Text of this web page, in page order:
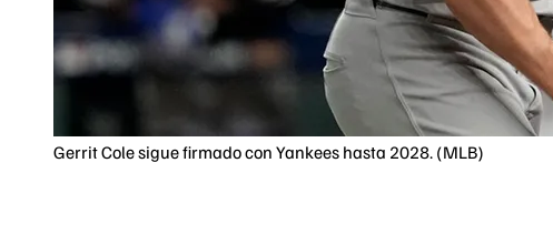
Gerrit Cole sigue firmado con Yankees hasta 2028. (MLB)